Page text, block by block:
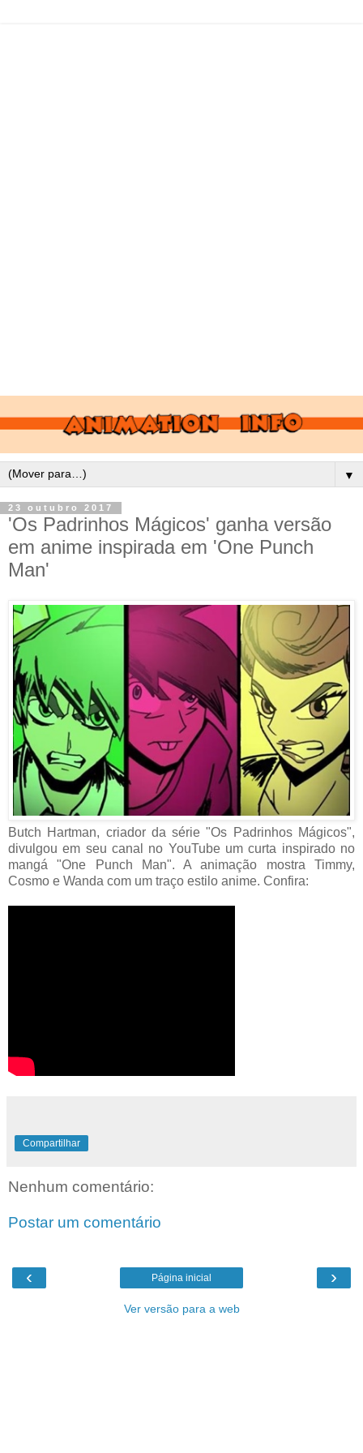
▼
23 outubro 2017
'Os Padrinhos Mágicos' ganha versão
em anime inspirada em 'One Punch
Man'
Butch Hartman, criador da série "Os Padrinhos Mágicos",
divulgou em seu canal no YouTube um curta inspirado no
mangá "One Punch Man". A animação mostra Timmy,
Cosmo e Wanda com um traço estilo anime. Confira:
Compartilhar
Nenhum comentário:
Postar um comentário
‹ ›
Página inicial
Ver versão para a web